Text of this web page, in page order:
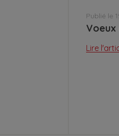
Publié le
Voeux
Lire